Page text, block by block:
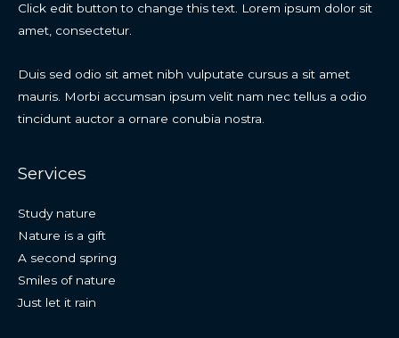
Click edit button to change this text. Lorem ipsum dolor sit
amet, consectetur.
Duis sed odio sit amet nibh vulputate cursus a sit amet
mauris. Morbi accumsan ipsum velit nam nec tellus a odio
tincidunt auctor a ornare conubia nostra.
Services
Study nature
Nature is a gift
A second spring
Smiles of nature
Just let it rain